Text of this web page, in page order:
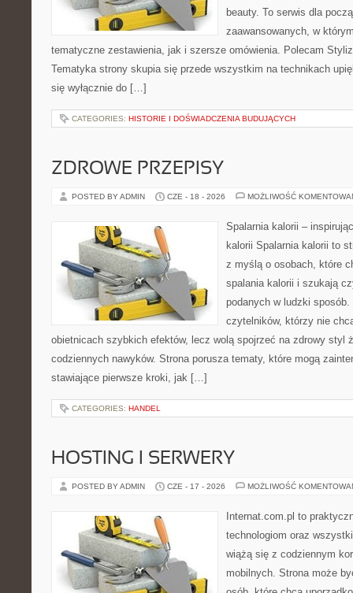
beauty. To serwis dla
zaawansowanych, w
tematyczne zestawienia, jak i szersze omówienia. Polecam
Tematyka strony skupia się przede wszystkim na technikach
się wyłącznie do […]
CATEGORIES: HISTORIE I DOŚWIADCZENIA BUDUJĄCYCH
ZDROWE PRZEPISY
POSTED BY ADMIN CZE - 18 - 2026 MOŻLIWOŚĆ
Spalarnia kalorii –
kalorii Spalarnia kalorii to
z myślą o osobach, które
spalania kalorii i szukają
podanych w ludzki sposób.
czytelników, którzy nie
obietnicach szybkich efektów, lecz wolą spojrzeć na zdrowy styl
codziennych nawyków. Strona porusza tematy, które mogą
stawiające pierwsze kroki, jak […]
CATEGORIES: HANDEL
HOSTING I SERWERY
POSTED BY ADMIN CZE - 17 - 2026 MOŻLIWOŚĆ
Internat.com.pl to
technologiom oraz
wiążą się z codziennym
mobilnych. Strona może